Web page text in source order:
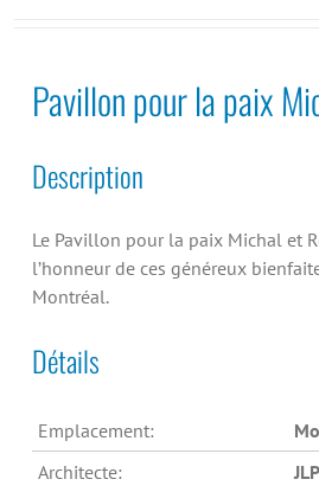
Pavillon pour la paix
Description
Le Pavillon pour la paix Michal et
l’honneur de ces généreux
Montréal.
Détails
Emplacement:
Architecte: